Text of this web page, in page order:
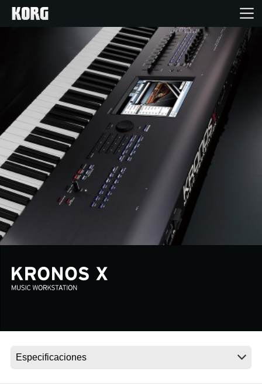
Productos
Características
Eventos
Soporte
Noticias
Ubicación
Acerca de KORG